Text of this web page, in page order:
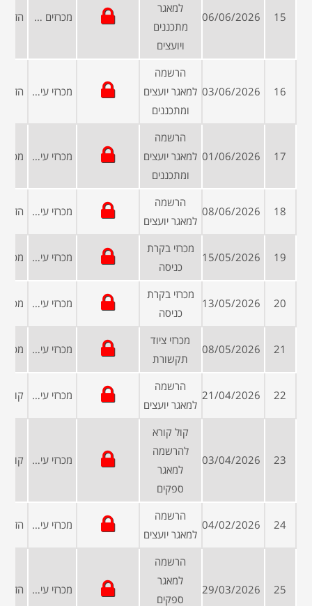
15
06/06/2026
למאגר
מתכננים
ויועצים
מכרזים פומביים
16
03/06/2026
הרשמה
למאגר יועצים
ומתכננים
מכרזי עיריות ומועצות
17
01/06/2026
הרשמה
למאגר יועצים
ומתכננים
מכרזי עיריות ומועצות
18
08/06/2026
הרשמה
למאגר יועצים
מכרזי עיריות ומועצות
19
15/05/2026
מכרזי בקרת
כניסה
מכרזי עיריות ומועצות
20
13/05/2026
מכרזי בקרת
כניסה
מכרזי עיריות ומועצות
21
08/05/2026
מכרזי ציוד
תקשורת
מכרזי עיריות ומועצות
22
21/04/2026
הרשמה
למאגר יועצים
מכרזי עיריות ומועצות
23
03/04/2026
קול קורא
להרשמה
למאגר
ספקים
מכרזי עיריות ומועצות
24
04/02/2026
הרשמה
למאגר יועצים
מכרזי עיריות ומועצות
25
29/03/2026
הרשמה
למאגר
ספקים
מכרזי עיריות ומועצות